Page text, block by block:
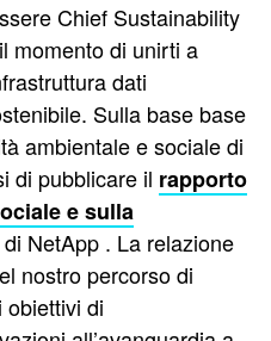
Chief Sustainability
momento di unirti a
dati
Sulla base base
ambientale e sociale di
di pubblicare il rapporto
e sulla
di NetApp . La relazione
nostro percorso di
obiettivi di